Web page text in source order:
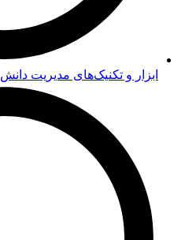
ابزار و تکنیک‌های مدیریت دانش